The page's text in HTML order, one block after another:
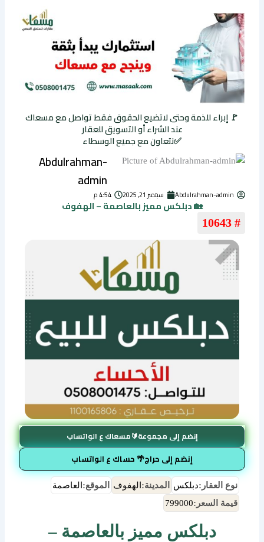
🚩 إبراء للذمة وحتى لاتضيع الحقوق فقط تواصل مع مسعاك
عند الشراء أو التسويق للعقار
✅نتعاون مع جميع الوسطاء
Abdulrahman-
admin
Abdulrahman-admin سبتمبر 21, 2025 4:54 م
🏡 دبلكس مميز بالعاصمة – الهفوف
# 10643
إنضم إلى مجموعة🔰مسعاك ع الواتساب
إنضم إلى حراج🌴 حساك ع الواتساب
نوع العقار:دبلكس المدينة: الهفوف الموقع: العاصمة
قيمة السعر:799000
دبلكس مميز بالعاصمة –